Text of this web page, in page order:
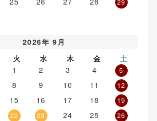
29
2026年 9月
火 水 木 金 土
1 2 3 4
5
8 9 10 11
12
15 16 17 18
19
22 23 24 25
26